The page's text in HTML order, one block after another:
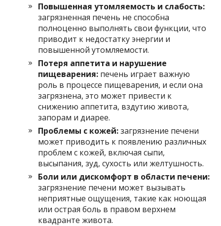
Повышенная утомляемость и слабость:
загрязненная печень не способна
полноценно выполнять свои функции, что
приводит к недостатку энергии и
повышенной утомляемости.
Потеря аппетита и нарушение
пищеварения: печень играет важную
роль в процессе пищеварения, и если она
загрязнена, это может привести к
снижению аппетита, вздутию живота,
запорам и диарее.
Проблемы с кожей:загрязнение печени
может приводить к появлению различных
проблем с кожей, включая сыпи,
высыпания, зуд, сухость или желтушность.
Боли или дискомфорт в области печени:
загрязнение печени может вызывать
неприятные ощущения, такие как ноющая
или острая боль в правом верхнем
квадранте живота.